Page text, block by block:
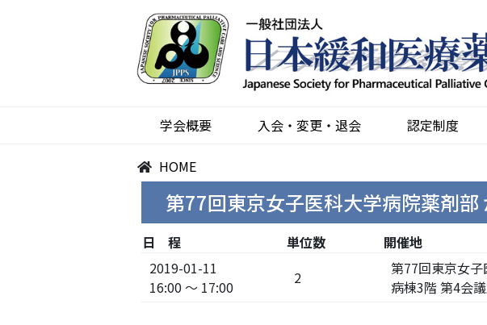
学会概要 入会・変更・退会 認定制度
HOME
第77回東京女子医科大学病院薬剤部
日 程 単位数
開催地
2019-01-11
16:00 ～ 17:00
2
第77回東京女
病棟3階 第4会